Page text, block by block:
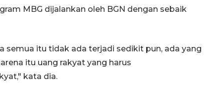
MBG dijalankan oleh BGN dengan sebaik
semua itu tidak ada terjadi sedikit pun, ada yang
itu uang rakyat yang harus
kata dia.